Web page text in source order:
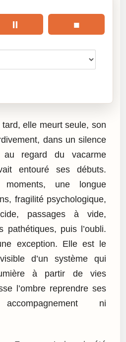
⏸ ■
elle meurt seule, son
dans un silence
au regard du vacarme
entouré ses débuts.
une longue
fragilité psychologique,
passages à vide,
pathétiques, puis l’oubli.
exception. Elle est le
d’un système qui
à partir de vies
l’ombre reprendre ses
ni